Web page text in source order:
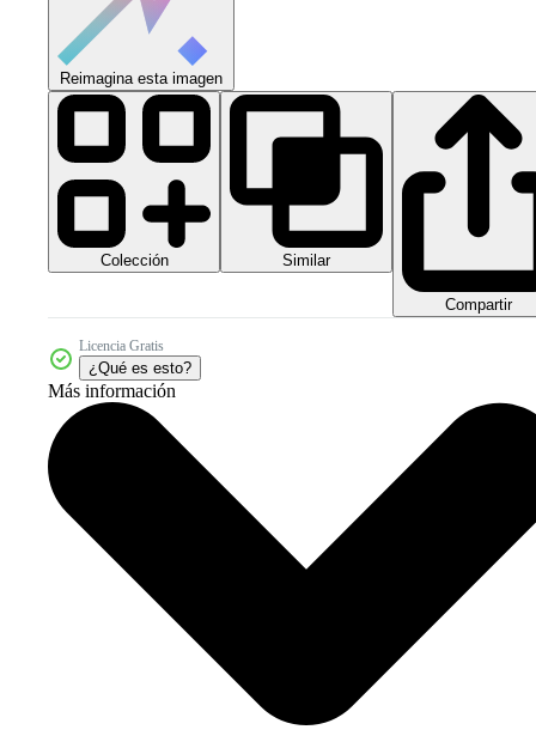
Reimagina esta imagen
Colección Similar
Compartir
Licencia Gratis
¿Qué es esto?
Más información